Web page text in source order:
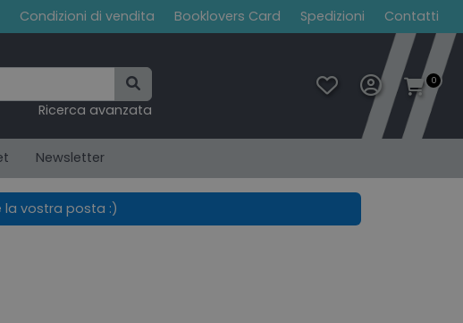
Condizioni di vendita Booklovers Card Spedizioni Contatti
Ricerca avanzata
0
Newsletter
la vostra posta :)